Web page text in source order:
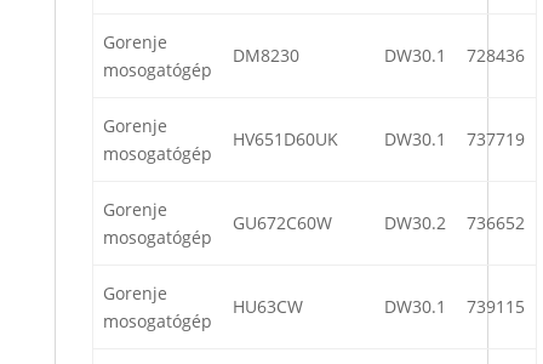
Gorenje
mosogatógép
DM8230 DW30.1 728436
Gorenje
mosogatógép
HV651D60UK DW30.1 737719
Gorenje
mosogatógép
GU672C60W DW30.2 736652
Gorenje
mosogatógép
HU63CW DW30.1 739115